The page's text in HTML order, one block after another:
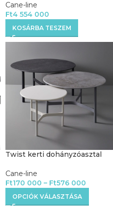
Cane-line
Ft4 554 000
KOSÁRBA TESZEM
Twist kerti dohányzóasztal
Cane-line
Ft170 000 – Ft576 000
OPCIÓK VÁLASZTÁSA